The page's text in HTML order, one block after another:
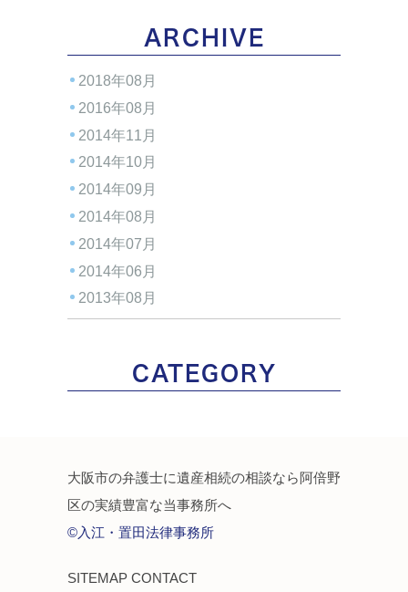
ARCHIVE
2018年08月
2016年08月
2014年11月
2014年10月
2014年09月
2014年08月
2014年07月
2014年06月
2013年08月
CATEGORY
大阪市の弁護士に遺産相続の相談なら阿倍野
区の実績豊富な当事務所へ
©入江・置田法律事務所
SITEMAP CONTACT